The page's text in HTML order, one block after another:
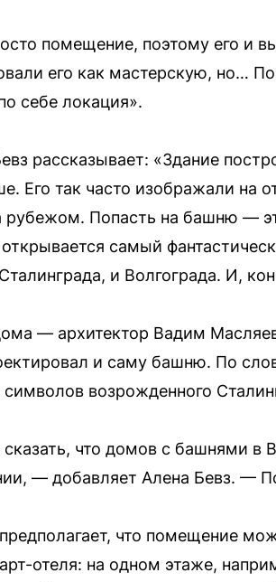
помещение, поэтому его и
его как мастерскую, но…
себе локация».
рассказывает: «Здание
Его так часто изображали на
рубежом. Попасть на башню —
самый
и Волгограда. И,
— архитектор Вадим
и саму башню. По
символов возрожденного
что домов с башнями в
— добавляет Алена Бевз. —
что помещение
отеля: на одном этаже,